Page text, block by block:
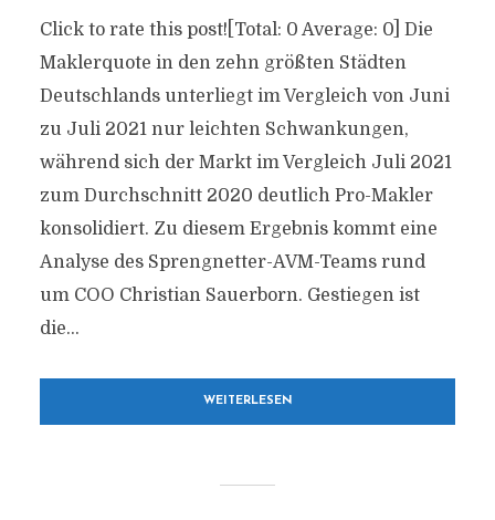
Click to rate this post![Total: 0 Average: 0] Die
Maklerquote in den zehn größten Städten
Deutschlands unterliegt im Vergleich von Juni
zu Juli 2021 nur leichten Schwankungen,
während sich der Markt im Vergleich Juli 2021
zum Durchschnitt 2020 deutlich Pro-Makler
konsolidiert. Zu diesem Ergebnis kommt eine
Analyse des Sprengnetter-AVM-Teams rund
um COO Christian Sauerborn. Gestiegen ist
die...
WEITERLESEN